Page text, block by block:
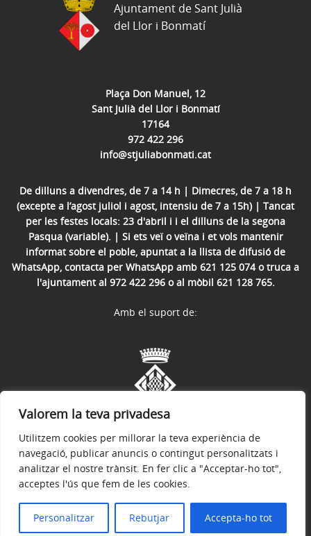
Valorem la teva privadesa
Utilitzem cookies per millorar la teva experiència de
navegació, publicar anuncis o contingut personalitzats i
analitzar el nostre trànsit. En fer clic a "Acceptar-ho tot",
acceptes l'ús que fem de les cookies.
Personalitzar Rebutjar Accepta-ho tot
Plaça Don Manuel, 12
Sant Julià del Llor i Bonmatí
17164
972 422 296
info@stjuliabonmati.cat
De dilluns a divendres, de 7 a 14 h | Dimecres, de 7 a 18 h
(excepte a l’agost juliol i agost, intensiu de 7 a 15h) | Tancat
per les festes locals: 23 d'abril i i el dilluns de la segona
Pasqua (variable). | Si ets veï o veïna i et vols mantenir
informat sobre el poble, apuntat a la llista de difusió de
WhatsApp, contacta per WhatsApp amb 621 125 074 o truca a
l'ajuntament al 972 422 296 o al mòbil 621 128 765.
Ajuntament de Sant Julià
del Llor i Bonmatí
Avís legal Política de privacitat
© 2026
Amb el suport de: